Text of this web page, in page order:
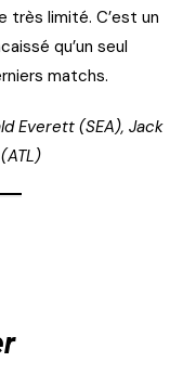
très limité. C’est un
qu’un seul
matchs.
Everett (SEA), Jack